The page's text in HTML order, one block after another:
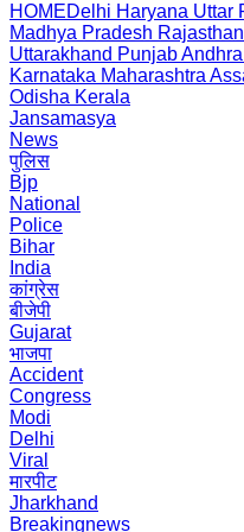
HOMEDelhi Haryana Uttar
Madhya Pradesh Rajasthan
Uttarakhand Punjab
Karnataka Maharashtra
Odisha Kerala
Jansamasya
News
पुलिस
Bjp
National
Police
Bihar
India
कांग्रेस
बीजेपी
Gujarat
भाजपा
Accident
Congress
Modi
Delhi
Viral
मारपीट
Jharkhand
Breakingnews